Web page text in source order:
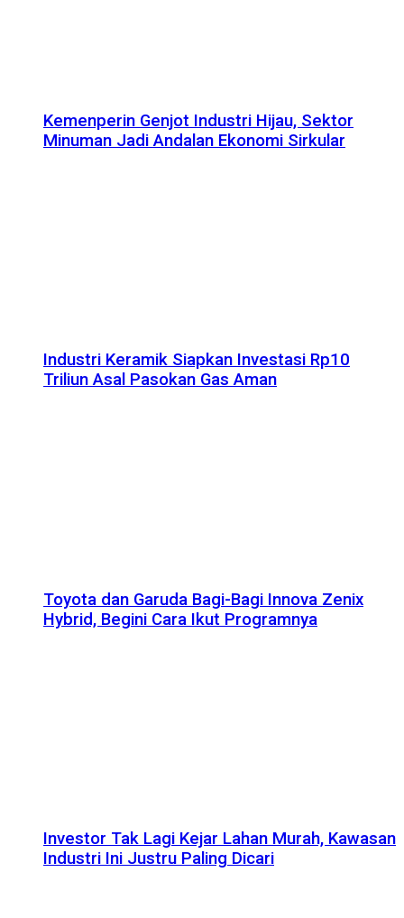
Kemenperin Genjot Industri Hijau, Sektor
Minuman Jadi Andalan Ekonomi Sirkular
Industri Keramik Siapkan Investasi Rp10
Triliun Asal Pasokan Gas Aman
Toyota dan Garuda Bagi-Bagi Innova Zenix
Hybrid, Begini Cara Ikut Programnya
Investor Tak Lagi Kejar Lahan Murah, Kawasan
Industri Ini Justru Paling Dicari